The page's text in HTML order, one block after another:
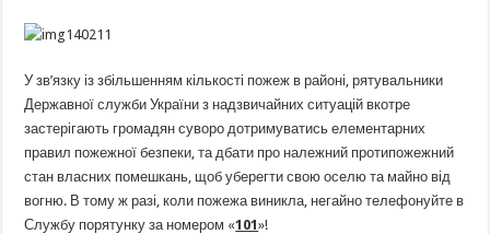
У зв’язку із збільшенням кількості пожеж в районі, рятувальники
Державної служби України з надзвичайних ситуацій вкотре
застерігають громадян суворо дотримуватись елементарних
правил пожежної безпеки, та дбати про належний протипожежний
стан власних помешкань, щоб уберегти свою оселю та майно від
вогню. В тому ж разі, коли пожежа виникла, негайно телефонуйте в
Службу порятунку за номером «101»!